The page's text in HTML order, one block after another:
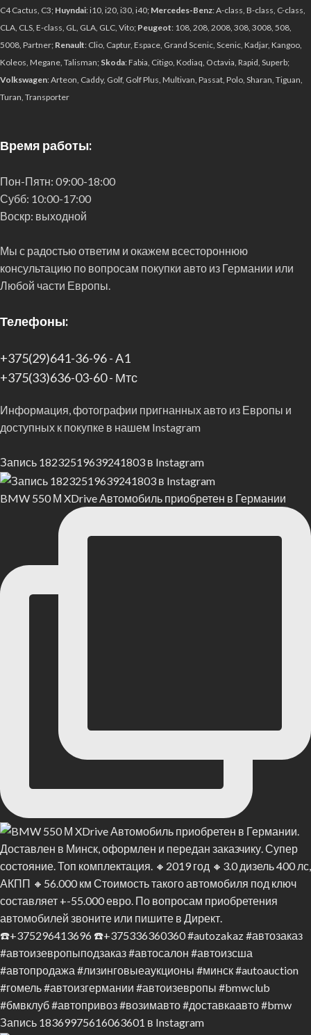
C4 Cactus, C3; Huyndai: i10, i20, i30, i40; Mercedes-Benz: A-class, B-class, C-class,
CLA, CLS, E-class, GL, GLA, GLC, Vito; Peugeot: 108, 208, 2008, 308, 3008, 508,
5008, Partner; Renault: Clio, Captur, Espace, Grand Scenic, Scenic, Kadjar, Kangoo,
Koleos, Megane, Talisman; Skoda: Fabia, Citigo, Kodiaq, Octavia, Rapid, Superb;
Volkswagen: Arteon, Caddy, Golf, Golf Plus, Multivan, Passat, Polo, Sharan, Tiguan,
Turan, Transporter
Время работы:
Пон-Пятн: 09:00-18:00
Субб: 10:00-17:00
Воскр: выходной
Мы с радостью ответим и окажем всестороннюю
консультацию по вопросам покупки авто из Германии или
Любой части Европы.
Телефоны:
+375(29)641-36-96 - A1
+375(33)636-03-60 - Мтс
Информация, фотографии пригнанных авто из Европы и
доступных к покупке в нашем Instagram
Запись 18232519639241803 в Instagram
BMW 550 М XDrive Автомобиль приобретен в Германии
Запись 18369975616063601 в Instagram